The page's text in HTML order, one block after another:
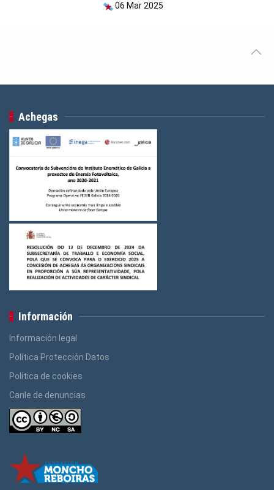
06 Mar 2025
Achegas
Información
Información legal
Política Protección Datos
Política de cookies
Canle de denuncias